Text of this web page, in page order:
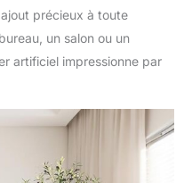
précieux à toute
un salon ou un
artificiel impressionne par